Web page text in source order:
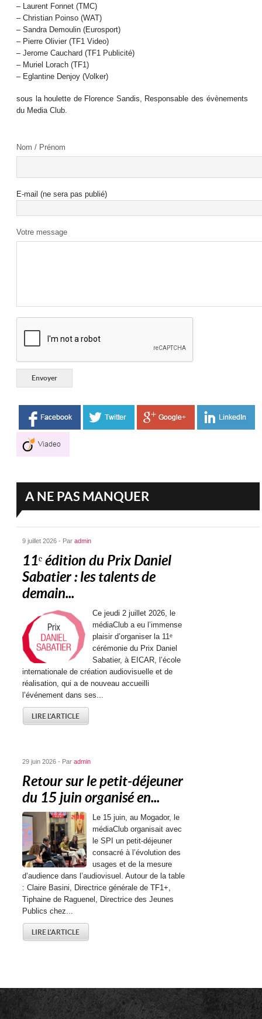
– Laurent Fonnet (TMC)
– Christian Poinso (WAT)
– Sandra Demoulin (Eurosport)
– Pierre Olivier (TF1 Video)
– Jerome Cauchard (TF1 Publicité)
– Muriel Lorach (TF1)
– Eglantine Denjoy (Volker)
sous la houlette de Florence Sandis, Responsable des évènements
du Media Club.
Nom / Prénom
E-mail (ne sera pas publié)
Votre message
A NE PAS MANQUER
9 juillet 2026 - Paradmin
11ᵉ édition du Prix Daniel
Sabatier : les talents de
demain...
Ce jeudi 2 juillet 2026, le
médiaClub a eu l’immense
plaisir d’organiser la 11ᵉ
cérémonie du Prix Daniel
Sabatier, à EICAR, l’école
internationale de création audiovisuelle et de
réalisation, qui a de nouveau accueilli
l’événement dans ses...
LIRE L'ARTICLE
29 juin 2026 - Paradmin
Retour sur le petit-déjeuner
du 15 juin organisé en...
Le 15 juin, au Mogador, le
médiaClub organisait avec
le SPI un petit-déjeuner
consacré à l’évolution des
usages et de la mesure
d’audience dans l’audiovisuel. Autour de la table
: Claire Basini, Directrice générale de TF1+,
Tiphaine de Raguenel, Directrice des Jeunes
Publics chez...
LIRE L'ARTICLE